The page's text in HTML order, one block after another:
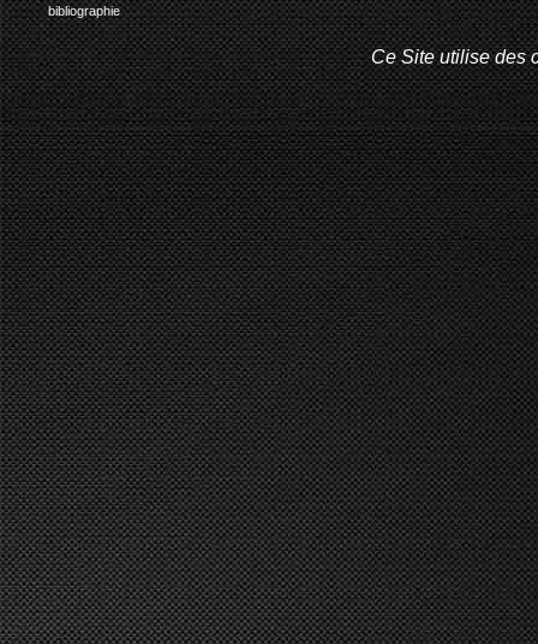
bibliographie
Ce Site utilise des